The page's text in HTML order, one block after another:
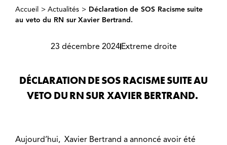
Accueil >Actualités > Déclaration de SOS Racisme suite
au veto du RN sur Xavier Bertrand.
23 décembre 2024Extreme droite
DÉCLARATION DE SOS RACISME SUITE AU
VETO DU RN SUR XAVIER BERTRAND.
Aujourd’hui, Xavier Bertrand a annoncé avoir été